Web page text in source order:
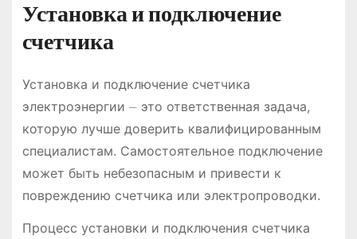
Установка и подключение
счетчика
Установка и подключение счетчика
электроэнергии ⏤ это ответственная задача,
которую лучше доверить квалифицированным
специалистам. Самостоятельное подключение
может быть небезопасным и привести к
повреждению счетчика или электропроводки.
Процесс установки и подключения счетчика